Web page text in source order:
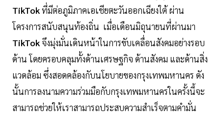
TikTokที่มีต่อภูมิภาคเอเชียตะวันออกเฉียงใต้ ผ่าน
โครงการสนับสนุนท้องถิ่น เมื่อเดือนมิถุนายนที่ผ่านมา
TikTok จึงมุ่งมั่นเดินหน้าในการขับเคลื่อนสังคมอย่างรอบ
ด้าน โดยครอบคลุมทั้งด้านเศรษฐกิจ ด้านสังคม และด้านสิ่ง
แวดล้อม ซึ่งสอดคล้องกับนโยบายของกรุงเทพมหานคร ดัง
นั้นการลงนามความร่วมมือกับกรุงเทพมหานครในครั้งนี้จะ
สามารถช่วยให้เราสามารถประสบความสำเร็จตามคำมั่น